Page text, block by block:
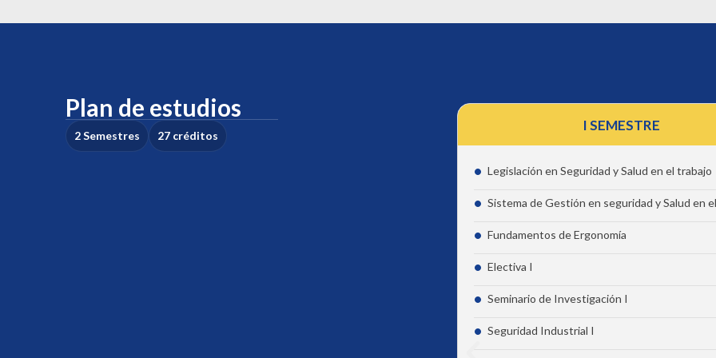
Plan de estudios
2 Semestres 27 créditos
I SEMESTRE
Legislación en Seguridad y Salud en el trabajo
Sistema de Gestión en seguridad y Salud en
Fundamentos de Ergonomía
Electiva I
Seminario de Investigación I
Seguridad Industrial I